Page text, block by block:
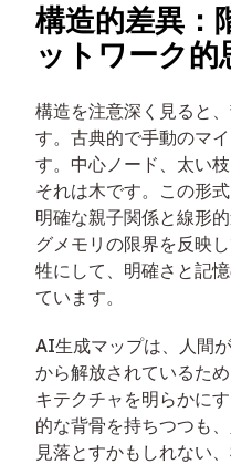
構造的差異：
ットワーク的
構造を注意深く見ると
す。古典的で手動のマ
す。中心ノード、太い
それは木です。この形
明確な親子関係と線形
グメモリの限界を反映
牲にして、明確さと記
ています。
AI生成マップは、人間
から解放されているた
キテクチャを明らかに
的な背骨を持ちつつも
見落とすかもしれない